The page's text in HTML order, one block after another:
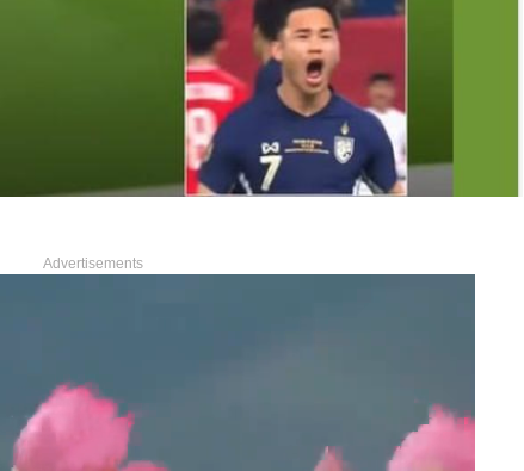
Advertisements